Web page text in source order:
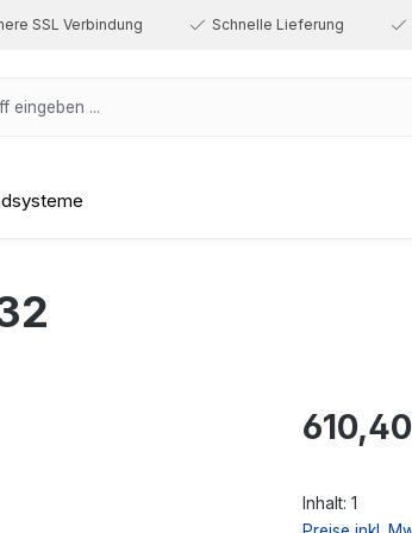
SSL Verbindung Schnelle Lieferung
Regulärer Preis:
Inhalt: 1